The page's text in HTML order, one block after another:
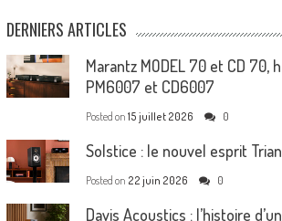
DERNIERS ARTICLES
Marantz MODEL 70 et CD 70,
PM6007 et CD6007
Posted on 15 juillet 2026 0
Solstice : le nouvel esprit
Posted on 22 juin 2026 0
Davis Acoustics : l’histoire